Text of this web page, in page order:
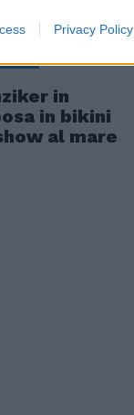
Privacy Policy
in
in bikini
al mare